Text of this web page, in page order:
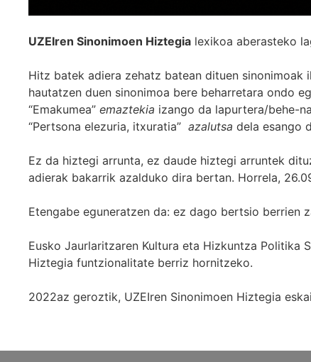
UZEIren Sinonimoen Hiztegia lexikoa aberasteko
Hitz batek adiera zehatz batean dituen
hautatzen duen sinonimoa bere beharretara ondo
“Emakumea” emaztekia izango da lapurtera/behe-
“Pertsona elezuria, itxuratia” azalutsa dela esango
Ez da hiztegi arrunta, ez daude hiztegi arruntek
adierak bakarrik azalduko dira bertan. Horrela,
Etengabe eguneratzen da: ez dago bertsio berrien
Eusko Jaurlaritzaren Kultura eta Hizkuntza Politika
Hiztegia funtzionalitate berriz hornitzeko.
2022az geroztik, UZEIren Sinonimoen Hiztegia